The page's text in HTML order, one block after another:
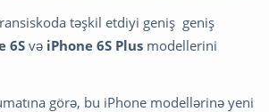
təşkil etdiyi geniş geniş
6Svə iPhone 6S Plus modellerini
görə, bu iPhone modellərinə yeni